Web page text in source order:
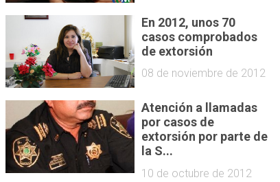
En 2012, unos 70
casos comprobados
de extorsión
08 de noviembre de 2012
Atención a llamadas
por casos de
extorsión por parte de
la S...
10 de octubre de 2012